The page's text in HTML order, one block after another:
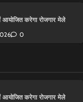
आयोजित करेगा रोजगार मेले
0
आयोजित करेगा रोजगार मेले